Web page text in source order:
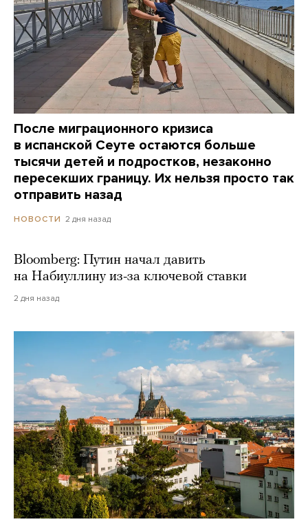
После миграционного кризиса
в испанской Сеуте остаются больше
тысячи детей и подростков, незаконно
пересекших границу. Их нельзя просто так
отправить назад
НОВОСТИ 2 дня назад
Bloomberg: Путин начал давить
на Набиуллину из-за ключевой ставки
2 дня назад